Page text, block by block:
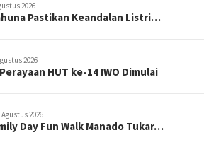
2026
Pastikan Keandalan Listri…
2026
HUT ke-14 IWO Dimulai
Agustus 2026
Day Fun Walk Manado Tukar…